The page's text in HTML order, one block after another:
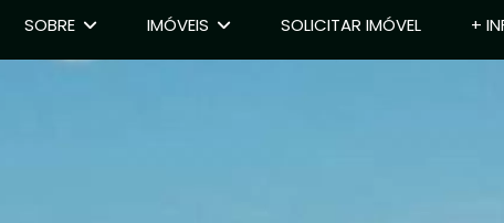
SOBRE IMÓVEIS SOLICITAR IMÓVEL +